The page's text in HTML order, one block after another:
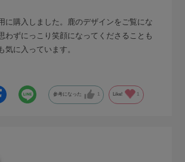
に購入しました。鹿のデザインをご覧にな
わずにっこり笑顔になってくださることも
気に入っています。
参考になった 1 Like! 1